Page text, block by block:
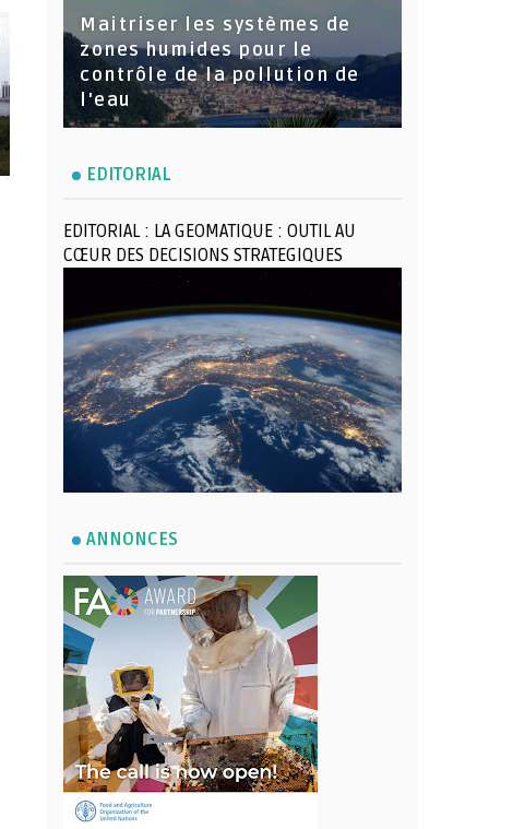
Maitriser les systèmes de
zones humides pour le
contrôle de la pollution de
l'eau
EDITORIAL
EDITORIAL : LA GEOMATIQUE : OUTIL AU
CŒUR DES DECISIONS STRATEGIQUES
ANNONCES